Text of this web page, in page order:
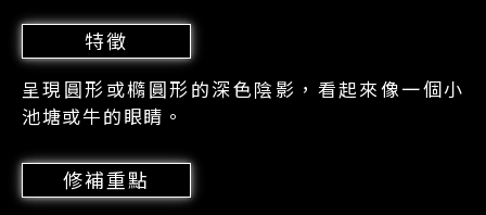
特徵
呈現圓形或橢圓形的深色陰影，看起來像一個小
池塘或牛的眼睛。
修補重點